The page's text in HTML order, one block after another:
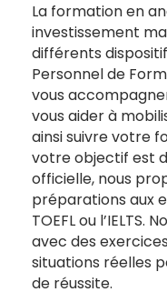
La formation en
investissement
différents
Personnel de
vous
vous aider à
ainsi suivre votre
votre objectif est
officielle, nous
préparations aux
TOEFL ou
avec des
situations réelles
de réussite.